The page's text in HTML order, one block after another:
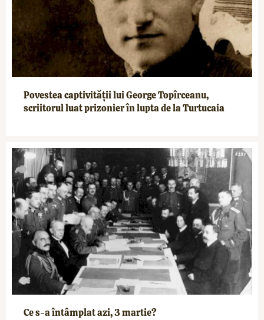
Povestea captivității lui George Topîrceanu,
scriitorul luat prizonier în lupta de la Turtucaia
Ce s-a întâmplat azi, 3 martie?